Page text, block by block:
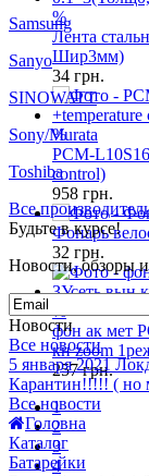
%
Лента
Шир3мм)
34 грн.
%
PCM-
control)
958 грн.
Фонарь
32 грн.
%
фон ак мет
кн zoom
257грн.
1
2
3
4
Samsung
Sanyo
SINOWATT
Sony/Murata
Toshiba
Все
Будьте в курсе!
Новости, обзоры
Новости
Все новости
5 января 2021
Карантин!!!!! ( но
Все новости
Головна
Каталог
Батарейки